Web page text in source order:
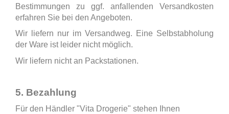
Bestimmungen zu ggf. anfallenden Versandkosten
erfahren Sie bei den Angeboten.
Wir liefern nur im Versandweg. Eine Selbstabholung
der Ware ist leider nicht möglich.
Wir liefern nicht an Packstationen.
5. Bezahlung
Für den Händler "Vita Drogerie" stehen Ihnen